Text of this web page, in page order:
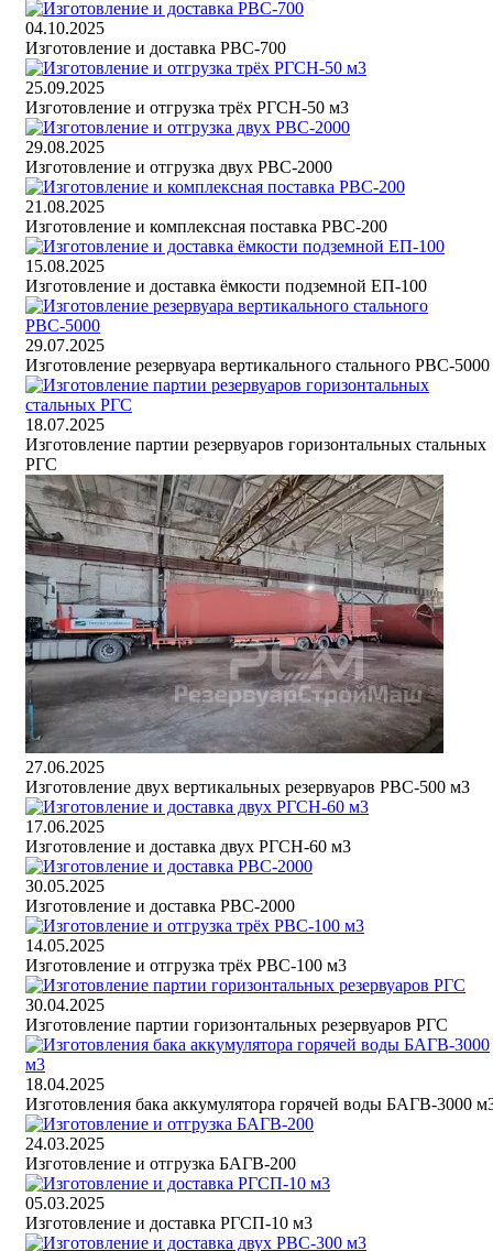
04.10.2025
Изготовление и доставка РВС-700
25.09.2025
Изготовление и отгрузка трёх РГСН-50 м3
29.08.2025
Изготовление и отгрузка двух РВС-2000
21.08.2025
Изготовление и комплексная поставка РВС-200
15.08.2025
Изготовление и доставка ёмкости подземной ЕП-100
29.07.2025
Изготовление резервуара вертикального стального РВС-5000
18.07.2025
Изготовление партии резервуаров горизонтальных стальных
РГС
27.06.2025
Изготовление двух вертикальных резервуаров РВС-500 м3
17.06.2025
Изготовление и доставка двух РГСН-60 м3
30.05.2025
Изготовление и доставка РВС-2000
14.05.2025
Изготовление и отгрузка трёх РВС-100 м3
30.04.2025
Изготовление партии горизонтальных резервуаров РГС
18.04.2025
Изготовления бака аккумулятора горячей воды БАГВ-3000
24.03.2025
Изготовление и отгрузка БАГВ-200
05.03.2025
Изготовление и доставка РГСП-10 м3